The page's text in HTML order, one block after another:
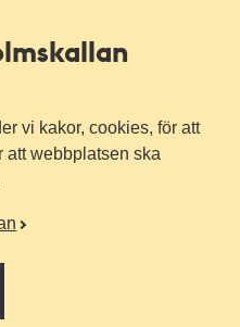
vi kakor, cookies, för att
att webbplatsen ska